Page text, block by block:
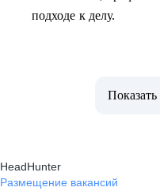
подходе к делу.
HeadHunter
Размещение вакансий